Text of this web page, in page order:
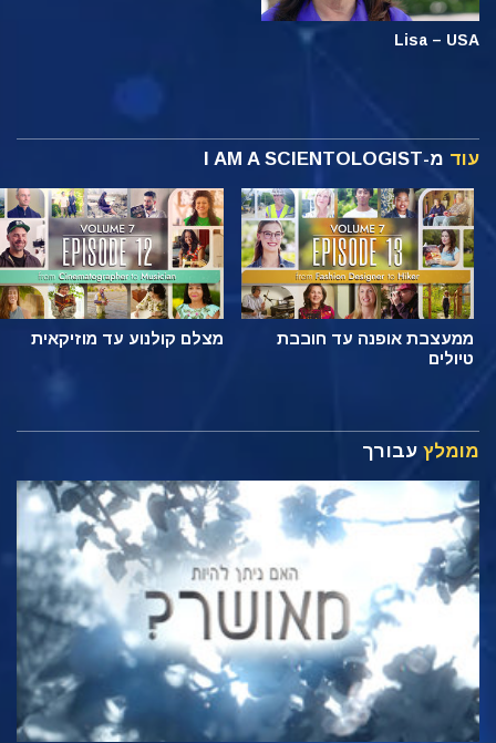
Lisa – USA
עוד מ-I AM A SCIENTOLOGIST
ממעצבת אופנה עד חובבת
טיולים
מצלם קולנוע עד מוזיקאית
מומלץ עבורך